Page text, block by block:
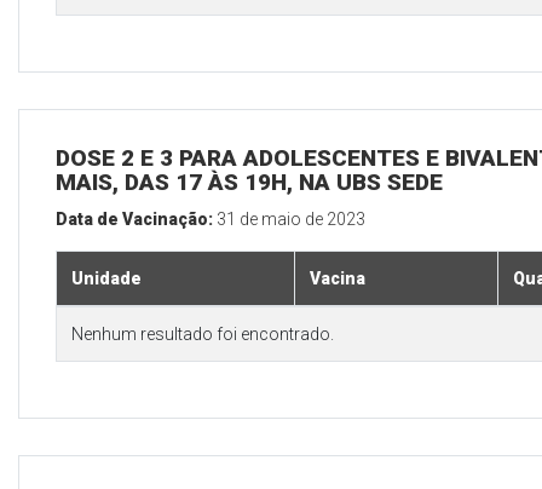
DOSE 2 E 3 PARA ADOLESCENTES E
MAIS, DAS 17 ÀS 19H, NA UBS SEDE
Data de Vacinação: 31 de maio de 2023
Unidade Vacina
Nenhum resultado foi encontrado.